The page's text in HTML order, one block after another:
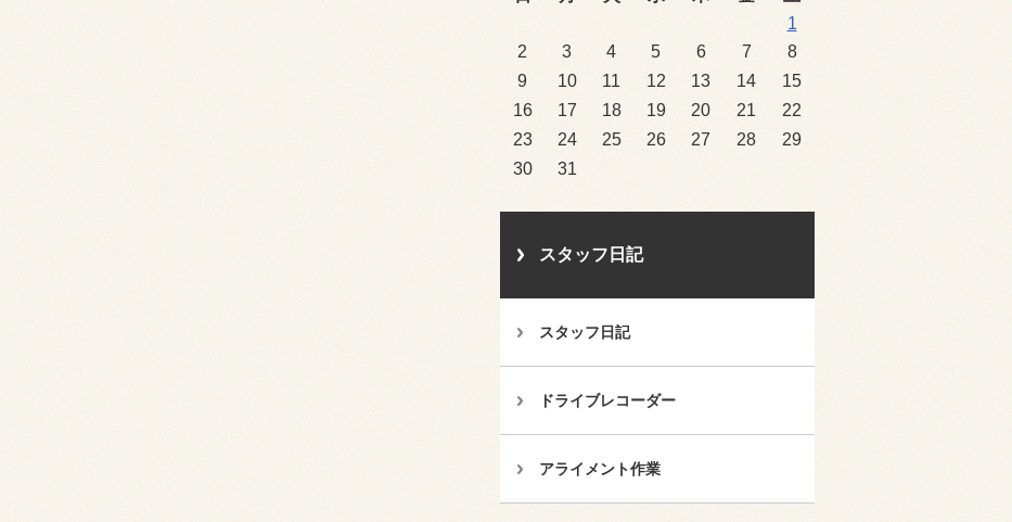
1
2
3 4 5 6 7
8
9
10 11 12 13 14
15
16
17 18 19 20 21
22
23
24 25 26 27 28
29
30
31
スタッフ日記
スタッフ日記
ドライブレコーダー
アライメント作業